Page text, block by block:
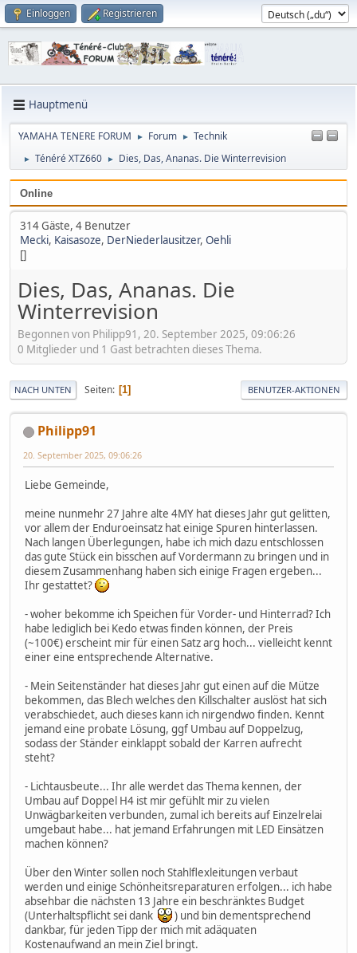
Einloggen Registrieren
Hauptmenü
YAMAHA TENERE FORUM ► Forum ► Technik
► Ténéré XTZ660 ► Dies, Das, Ananas. Die Winterrevision
Online
314 Gäste, 4 Benutzer
Mecki, Kaisasoze, DerNiederlausitzer, Oehli
[]
Dies, Das, Ananas. Die
Winterrevision
Begonnen von Philipp91, 20. September 2025, 09:06:26
0 Mitglieder und 1 Gast betrachten dieses Thema.
NACH UNTEN Seiten 1 BENUTZER-AKTIONEN
Philipp91
20. September 2025, 09:06:26
Liebe Gemeinde,
meine nunmehr 27 Jahre alte 4MY hat dieses Jahr gut gelitten,
vor allem der Enduroeinsatz hat einige Spuren hinterlassen.
Nach langen Überlegungen, habe ich mich dazu entschlossen
das gute Stück ein bisschen auf Vordermann zu bringen und in
diesem Zusammenhang haben sich einige Fragen ergeben...
Ihr gestattet?
- woher bekomme ich Speichen für Vorder- und Hinterrad? Ich
habe lediglich bei Kedo etwas finden können, der Preis
(~100€) erscheint mir für einen Satz arg hoch... vielleicht kennt
einer eine entsprechende Alternative.
- Mein Seitenständer hat dieses Jahr gut einen auf die Mütze
bekommen, das Blech welches den Killschalter auslöst hat sich
verabschiedet, auch dieses kann ich nirgendwo finden. Kennt
jemand eine probate Lösung, ggf Umbau auf Doppelzug,
sodass der Ständer einklappt sobald der Karren aufrecht
steht?
- Lichtausbeute... Ihr alle werdet das Thema kennen, der
Umbau auf Doppel H4 ist mir gefühlt mir zu vielen
Unwägbarkeiten verbunden, zumal ich bereits auf Einzelrelai
umgebaut habe... hat jemand Erfahrungen mit LED Einsätzen
machen können?
Über den Winter sollen noch Stahlflexleitungen verbaut
werden und einige Schönheitsreparaturen erfolgen... ich habe
absehbar die nächsten 13 Jahre ein beschränktes Budget
(Unterhaltspflicht sei dank
) und bin dementsprechend
dankbar, für jeden Tipp der mich mit adäquaten
Kostenaufwand an mein Ziel bringt.